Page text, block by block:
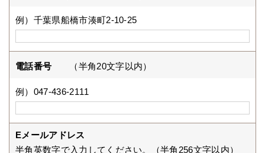
例）千葉県船橋市湊町2-10-25
電話番号 （半角20文字以内）
例）047-436-2111
Eメールアドレス
半角英数字で入力してください。（半角256文字以内）